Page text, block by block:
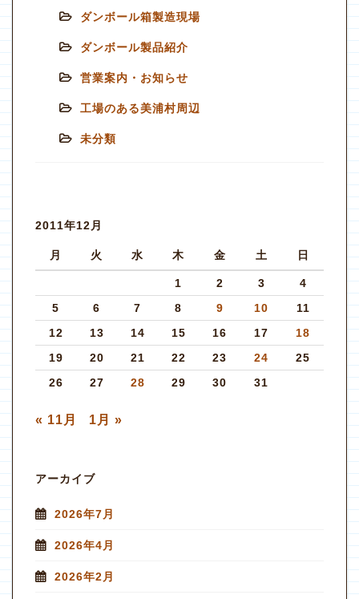
ダンボール箱製造現場
ダンボール製品紹介
営業案内・お知らせ
工場のある美浦村周辺
未分類
2011年12月
月 火 水 木 金 土 日
1 2 3
4
5
6 7 8 9 10
11
12
13 14 15 16 17
18
19
20 21 22 23 24
25
26
27 28 29 30 31
« 11月 1月 »
アーカイブ
2026年7月
2026年4月
2026年2月